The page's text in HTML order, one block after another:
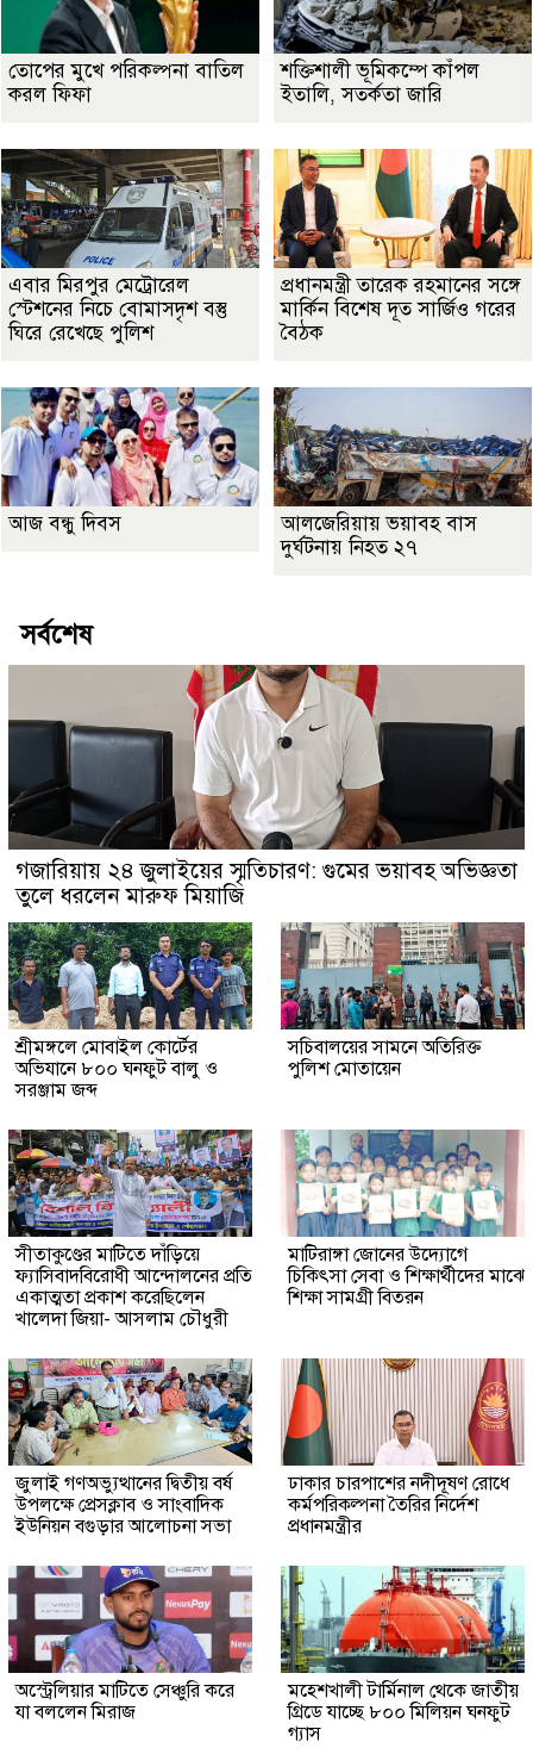
তোপের মুখে পরিকল্পনা বাতিল
করল ফিফা
শক্তিশালী ভূমিকম্পে কাঁপল
ইতালি, সতর্কতা জারি
এবার মিরপুর মেট্রোরেল
স্টেশনের নিচে বোমাসদৃশ বস্তু
ঘিরে রেখেছে পুলিশ
প্রধানমন্ত্রী তারেক রহমানের সঙ্গে
মার্কিন বিশেষ দূত সার্জিও গরের
বৈঠক
আজ বন্ধু দিবস
আলজেরিয়ায় ভয়াবহ বাস
দুর্ঘটনায় নিহত ২৭
সর্বশেষ
গজারিয়ায় ২৪ জুলাইয়ের স্মৃতিচারণ: গুমের ভয়াবহ অভিজ্ঞতা
তুলে ধরলেন মারুফ মিয়াজি
শ্রীমঙ্গলে মোবাইল কোর্টের
অভিযানে ৮০০ ঘনফুট বালু ও
সরঞ্জাম জব্দ
সচিবালয়ের সামনে অতিরিক্ত
পুলিশ মোতায়েন
সীতাকুণ্ডের মাটিতে দাঁড়িয়ে
ফ্যাসিবাদবিরোধী আন্দোলনের প্রতি
একাত্মতা প্রকাশ করেছিলেন
খালেদা জিয়া- আসলাম চৌধুরী
মাটিরাঙ্গা জোনের উদ্যোগে
চিকিৎসা সেবা ও শিক্ষার্থীদের মাঝে
শিক্ষা সামগ্রী বিতরন
জুলাই গণঅভ্যুত্থানের দ্বিতীয় বর্ষ
উপলক্ষে প্রেসক্লাব ও সাংবাদিক
ইউনিয়ন বগুড়ার আলোচনা সভা
ঢাকার চারপাশের নদীদূষণ রোধে
কর্মপরিকল্পনা তৈরির নির্দেশ
প্রধানমন্ত্রীর
অস্ট্রেলিয়ার মাটিতে সেঞ্চুরি করে
যা বললেন মিরাজ
মহেশখালী টার্মিনাল থেকে জাতীয়
গ্রিডে যাচ্ছে ৮০০ মিলিয়ন ঘনফুট
গ্যাস